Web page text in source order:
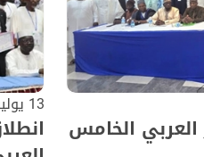
الخامس
13 يوليو 2026